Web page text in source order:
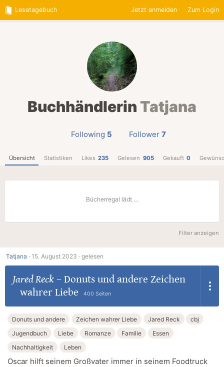
Lesetagebuch Jetzt anmelden Zum Login
Buchhändlerin Tatjana
Following 5 Follower 7
Übersicht Statistiken Likes 235 Gelesen 905 Gekauft 0
Bücherregal lädt …
Filter anzeigen
Tatjana · 15. August 2023 · gelesen
Jared Reck– Donuts und andere Zeichen
wahrer Liebe
400 Seiten
Donuts und andere Zeichen wahrer Liebe Jared Reck
cbj
Jugendbuch
Liebe Romanze Familie
Essen
Nachhaltigkeit
Leben
Oscar hilft seinem Großvater immer in seinem Foodtruck